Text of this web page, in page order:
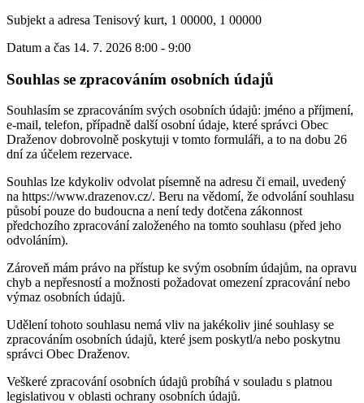
Subjekt a adresa Tenisový kurt, 1 00000, 1 00000
Datum a čas 14. 7. 2026 8:00 - 9:00
Souhlas se zpracováním osobních údajů
Souhlasím se zpracováním svých osobních údajů: jméno a příjmení,
e-mail, telefon, případně další osobní údaje, které správci Obec
Draženov dobrovolně poskytuji v tomto formuláři, a to na dobu 26
dní za účelem rezervace.
Souhlas lze kdykoliv odvolat písemně na adresu či email, uvedený
na https://www.drazenov.cz/. Beru na vědomí, že odvolání souhlasu
působí pouze do budoucna a není tedy dotčena zákonnost
předchozího zpracování založeného na tomto souhlasu (před jeho
odvoláním).
Zároveň mám právo na přístup ke svým osobním údajům, na opravu
chyb a nepřesností a možnosti požadovat omezení zpracování nebo
výmaz osobních údajů.
Udělení tohoto souhlasu nemá vliv na jakékoliv jiné souhlasy se
zpracováním osobních údajů, které jsem poskytl/a nebo poskytnu
správci Obec Draženov.
Veškeré zpracování osobních údajů probíhá v souladu s platnou
legislativou v oblasti ochrany osobních údajů.